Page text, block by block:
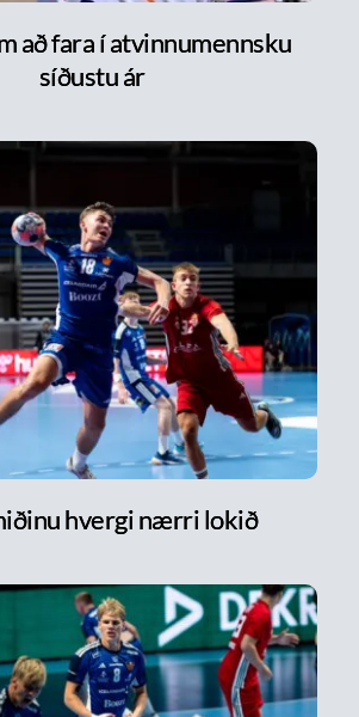
að fara í atvinnumennsku
síðustu ár
hvergi nærri lokið